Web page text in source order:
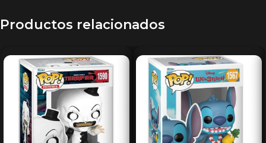
Productos relacionados